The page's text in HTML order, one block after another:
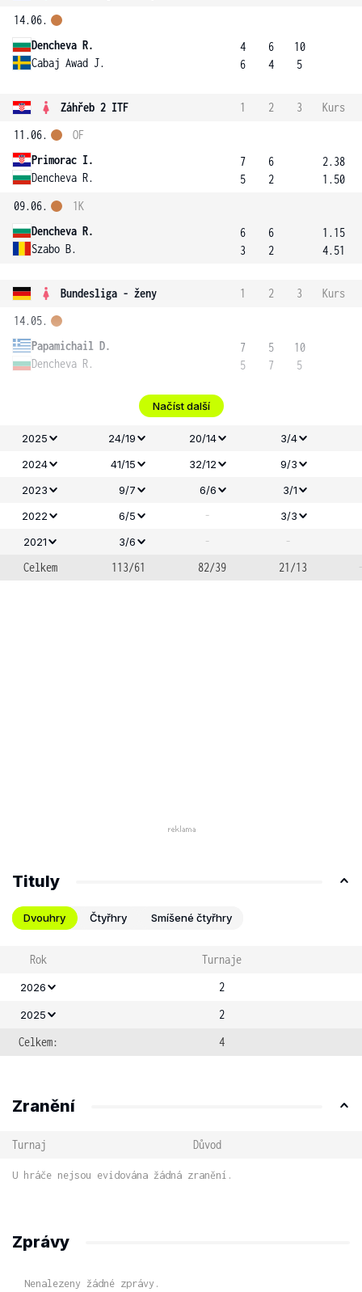
14.06.
Dencheva R.
Cabaj Awad J.
4
6
6
4
10
5
Záhřeb 2 ITF 1 2 3
Kurs
11.06.
Primorac I.
Dencheva R.
OF
7
5
6
2
2.38
1.50
09.06.
Dencheva R.
Szabo B.
1K
6
3
6
2
1.15
4.51
Bundesliga - ženy 1 2 3
Kurs
14.05.
Papamichail D.
Dencheva R.
7
5
5
7
10
5
Načíst další
2025 24/19 20/14
3/4
2024
41/15 32/12
9/3
2023
9/7 6/6
3/1
2022
6/5 -
3/3
2021
3/6 -
-
Celkem
113/61 82/39 21/13
Tituly
Dvouhry Čtyřhry Smíšené čtyřhry
Rok Turnaje
2026 2
2025
2
Celkem:
4
Zranění
Turnaj Důvod
U hráče nejsou evidována žádná zranění.
Zprávy
Nenalezeny žádné zprávy.